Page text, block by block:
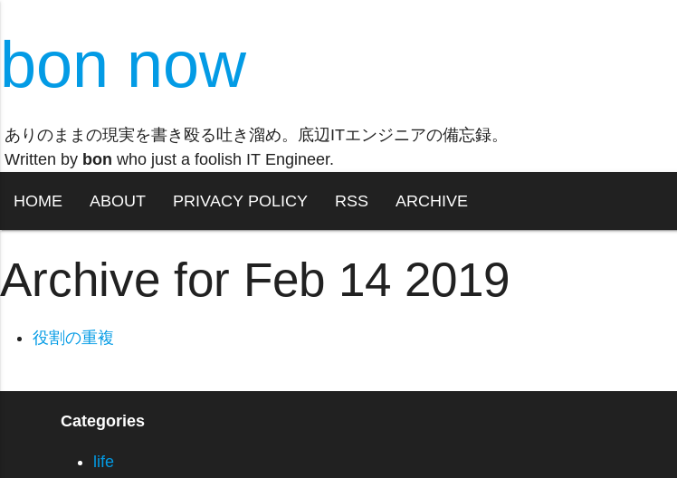
bon now
ありのままの現実を書き殴る吐き溜め。底辺ITエンジニアの備忘録。
Written by bon who just a foolish IT Engineer.
HOME ABOUT PRIVACY POLICY RSS ARCHIVE
Archive for Feb 14 2019
役割の重複
Categories
life